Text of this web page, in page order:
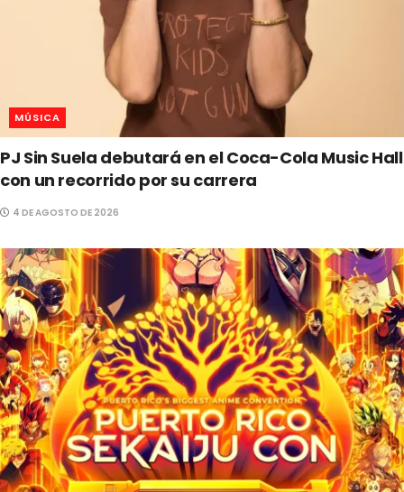
MÚSICA
PJ Sin Suela debutará en el Coca-Cola Music Hall
con un recorrido por su carrera
4 DE AGOSTO DE 2026